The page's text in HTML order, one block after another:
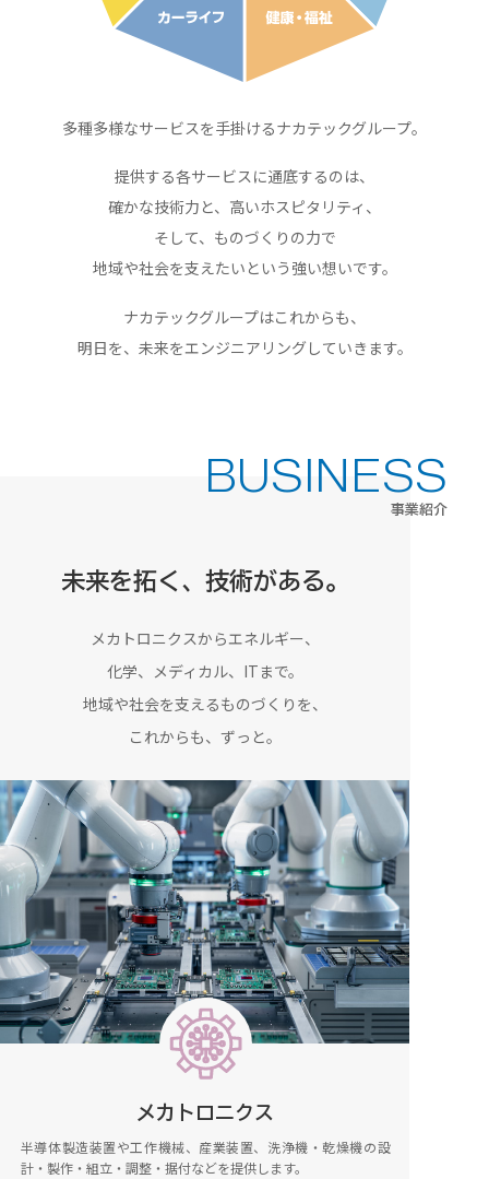
多種多様なサービスを手掛けるナカテックグループ。
提供する各サービスに通底するのは、
確かな技術力と、高いホスピタリティ、
そして、ものづくりの力で
地域や社会を支えたいという強い想いです。
ナカテックグループはこれからも、
明日を、未来をエンジニアリングしていきます。
BUSINESS
事業紹介
未来を拓く、技術がある。
メカトロニクスからエネルギー、
化学、メディカル、ITまで。
地域や社会を支えるものづくりを、
これからも、ずっと。
メカトロニクス
半導体製造装置や工作機械、産業装置、洗浄機・乾燥機の設
計・製作・組立・調整・据付などを提供します。